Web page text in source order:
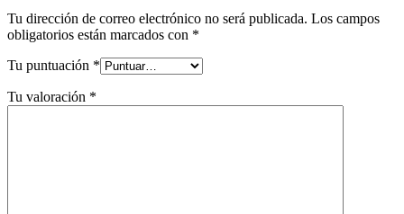
Tu dirección de correo electrónico no será publicada. Los campos
obligatorios están marcados con *
Tu puntuación *
Tu valoración *